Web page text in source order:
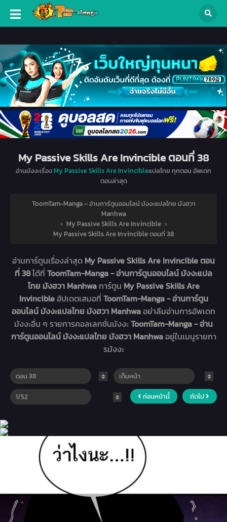
My Passive Skills Are Invincible ตอนที่ 38
อ่านมังงะเรื่องMy Passive Skills Are Invincibleแปลไทย ทุกตอน อัพเดท
ตอนล่าสุด
ToomTam-Manga – อ่านการ์ตูนออนไลน์ มังงะแปลไทย มังฮวา
Manhwa
› My Passive Skills Are Invincible ›
My Passive Skills Are Invincible ตอนที่ 38
อ่านการ์ตูนเรื่องล่าสุด My Passive Skills Are Invincible ตอน
ที่ 38ได้ที่ ToomTam-Manga - อ่านการ์ตูนออนไลน์ มังงะแปล
ไทย มังฮวา Manhwaการ์ตูน My Passive Skills Are
Invincibleอัปเดตเสมอที่ ToomTam-Manga - อ่านการ์ตูน
ออนไลน์ มังงะแปลไทย มังฮวา Manhwaอย่าลืมอ่านการอัพเดท
มังงะอื่น ๆ รายการคอลเลกชั่นมังงะToomTam-Manga - อ่าน
การ์ตูนออนไลน์ มังงะแปลไทย มังฮวา Manhwaอยู่ในเมนูรายกา
รมังงะ
ก่อนหน้านี้ ถัดไป